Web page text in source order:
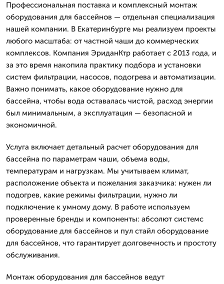
Профессиональная поставка и комплексный монтаж
оборудования для бассейнов — отдельная специализация
нашей компании. В Екатеринбурге мы реализуем проекты
любого масштаба: от частной чаши до коммерческих
комплексов. Компания ЭриданКтр работает с 2013 года, и
за это время накопила практику подбора и установки
систем фильтрации, насосов, подогрева и автоматизации.
Важно понимать, какое оборудование нужно для
бассейна, чтобы вода оставалась чистой, расход энергии
был минимальным, а эксплуатация — безопасной и
экономичной.
Услуга включает детальный расчет оборудования для
бассейна по параметрам чаши, объема воды,
температурам и нагрузкам. Мы учитываем климат,
расположение объекта и пожелания заказчика: нужен ли
подогрев, какие режимы фильтрации, нужно ли
подключение к умному дому. В работе используем
проверенные бренды и компоненты: абсолют системс
оборудование для бассейнов и пул стайл оборудование
для бассейнов, что гарантирует долговечность и простоту
обслуживания.
Монтаж оборудования для бассейнов ведут